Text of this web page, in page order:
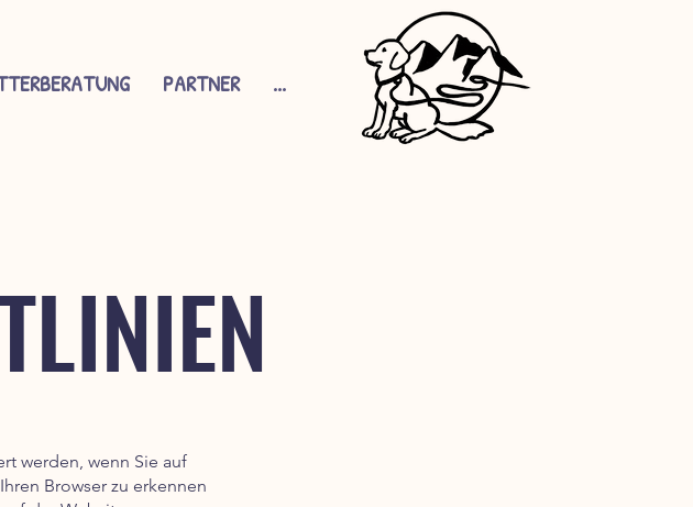
PARTNER ...
werden, wenn Sie auf
Browser zu erkennen